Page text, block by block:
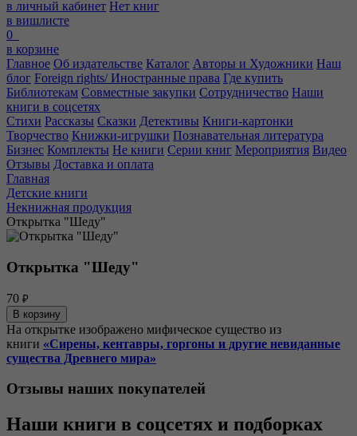
в личный кабинет Нет книг
в вишлисте
0
в корзине
Главное Об издательстве Каталог Авторы и Художники Наш
блог Foreign rights/ Иностранные права Где купить
Библиотекам Совместные закупки Сотрудничество Наши
книги в соцсетях
Стихи Рассказы Сказки Детективы Книги-картонки
Творчество Книжки-игрушки Познавательная литература
Бизнес Комплекты Не книги Серии книг Мероприятия Видео
Отзывы Доставка и оплата
Главная
Детские книги
Некнижная продукция
Открытка "Шеду"
Открытка "Шеду"
70 ₽
В корзину
На открытке изображено мифическое существо из
книги «Сирены, кентавры, горгоны и другие невиданные
существа Древнего мира»
Отзывы наших покупателей
Наши книги в соцсетях и подборках